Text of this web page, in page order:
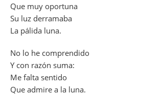
Que muy oportuna
Su luz derramaba
La pálida luna.
No lo he comprendido
Y con razón suma:
Me falta sentido
Que admire a la luna.